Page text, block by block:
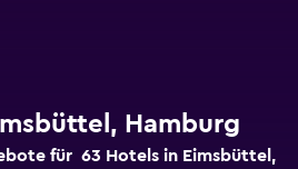
Hamburg
für 63 Hotels in Eimsbüttel,